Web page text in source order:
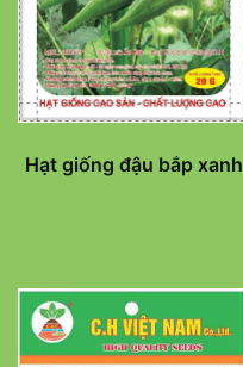
Hạt giống đậu bắp xanh